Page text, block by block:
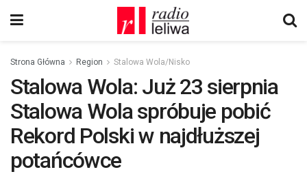
Strona Główna Region Stalowa Wola/Nisko
Stalowa Wola: Już 23 sierpnia
Stalowa Wola spróbuje pobić
Rekord Polski w najdłuższej
potańcówce